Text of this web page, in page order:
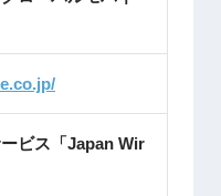
ビス「Japan Wir